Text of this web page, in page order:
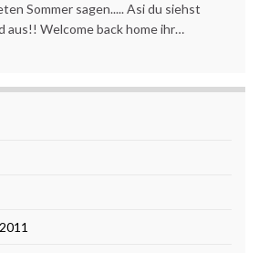
Sommer sagen..... Asi du siehst
aus!! Welcome back home ihr…